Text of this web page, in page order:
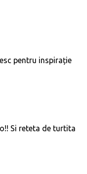
pentru inspirație
Si reteta de turtita